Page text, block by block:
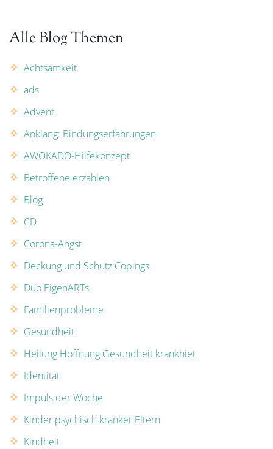
Alle Blog Themen
Achtsamkeit
ads
Advent
Anklang: Bindungserfahrungen
AWOKADO-Hilfekonzept
Betroffene erzählen
Blog
CD
Corona-Angst
Deckung und Schutz:Copings
Duo EigenARTs
Familienprobleme
Gesundheit
Heilung Hoffnung Gesundheit krankhiet
Identität
Impuls der Woche
Kinder psychisch kranker Eltern
Kindheit